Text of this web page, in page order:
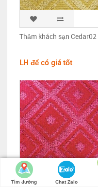
Thảm khách sạn Cedar02
LH để có giá tốt
Tìm đường Chat Zalo